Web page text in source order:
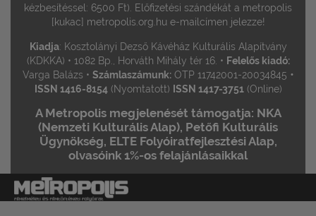
kézbesítéssel: 6500 Ft). Előfizetési szándékát a metropolis
[kukac] metropolis.org.hu e-mailcímen jelezze!
Kiadja: Kosztolányi Dezső Kávéház Kulturális Alapítvány
(KDKKA) • 1082 Bp., Horváth Mihály tér 16. • Felelős kiadó:
Varga Balázs • Számlaszámunk:OTP 11742001-20034845 •
ISSN 1416-8154(Nyomtatott) ISSN 1417-3751(Online)
A Metropolis megjelenését támogatja: NKA
(Nemzeti Kulturális Alap), Petőfi Kulturális
Ügynökség, ELTE Folyóiratfejlesztési Alap,
olvasóink 1%-os felajánlásaikkal